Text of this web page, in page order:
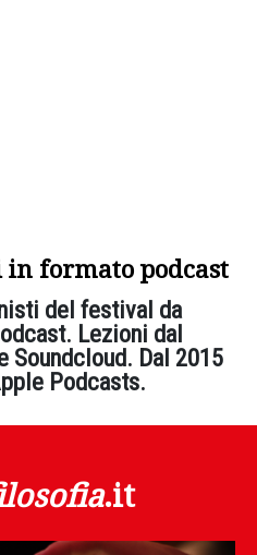
formato podcast
del festival da
Lezioni dal
Dal 2015
Podcasts.